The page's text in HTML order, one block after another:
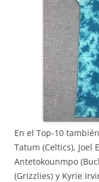
En el Top-10
Tatum (Celtics), Joel
Antetokounmpo
(Grizzlies) y Kyrie